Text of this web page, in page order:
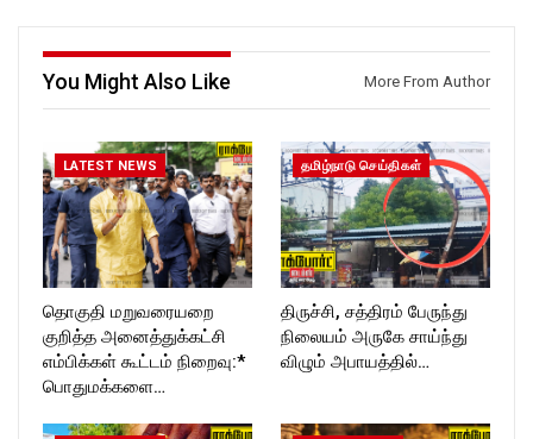
T_TIMES
https://www.instagram.com/ro
ckforttimes/
https://twitter.com/ROCKFOR
T_TIMESC
You Might Also Like More From Author
LATEST NEWS
தொகுதி மறுவரையறை
குறித்த அனைத்துக்கட்சி
எம்பிக்கள் கூட்டம் நிறைவு:*
பொதுமக்களை…
தமிழ்நாடு செய்திகள்
திருச்சி, சத்திரம் பேருந்து
நிலையம் அருகே சாய்ந்து
விழும் அபாயத்தில்…